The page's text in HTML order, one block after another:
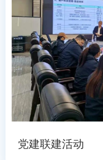
党建联建活动